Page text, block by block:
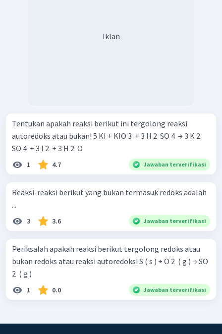
Iklan
Tentukan apakah reaksi berikut ini tergolong reaksi
autoredoks atau bukan! 5 KI + KIO 3 ​ + 3 H 2 ​ SO 4 ​ → 3 K 2 ​
SO 4 ​ + 3 I 2 ​ + 3 H 2 ​ O
1 4.7 Jawaban terverifikasi
Reaksi-reaksi berikut yang bukan termasuk redoks adalah
...
3 3.6 Jawaban terverifikasi
Periksalah apakah reaksi berikut tergolong redoks atau
bukan redoks atau reaksi autoredoks! S ( s ) + O 2 ​ ( g ) → SO
2 ​ ( g )
1 0.0 Jawaban terverifikasi